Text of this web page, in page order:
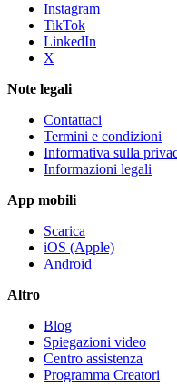
Instagram
TikTok
LinkedIn
X
Note legali
Contattaci
Termini e condizioni
Informativa sulla
Informazioni legali
App mobili
Scarica
iOS (Apple)
Android
Altro
Blog
Spiegazioni video
Centro assistenza
Programma Creatori